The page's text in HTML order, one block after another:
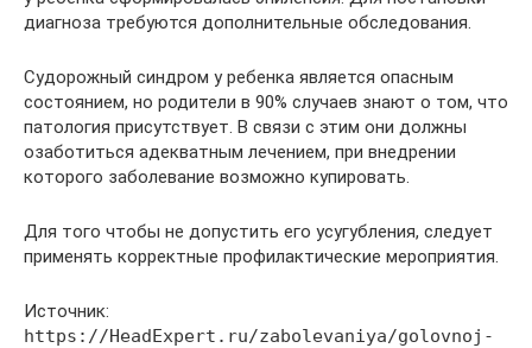
диагноза требуются дополнительные обследования.
Судорожный синдром у ребенка является опасным
состоянием, но родители в 90% случаев знают о том, что
патология присутствует. В связи с этим они должны
озаботиться адекватным лечением, при внедрении
которого заболевание возможно купировать.
Для того чтобы не допустить его усугубления, следует
применять корректные профилактические мероприятия.
Источник:
https://HeadExpert.ru/zabolevaniya/golovnoj-